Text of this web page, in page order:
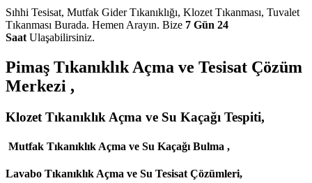
Sıhhi Tesisat, Mutfak Gider Tıkanıklığı, Klozet Tıkanması, Tuvalet
Tıkanması Burada. Hemen Arayın. Bize 7 Gün 24
SaatUlaşabilirsiniz.
Pimaş Tıkanıklık Açma ve Tesisat Çözüm
Merkezi ,
Klozet Tıkanıklık Açma ve Su Kaçağı Tespiti,
Mutfak Tıkanıklık Açma ve Su Kaçağı Bulma ,
Lavabo Tıkanıklık Açma ve Su Tesisat Çözümleri,